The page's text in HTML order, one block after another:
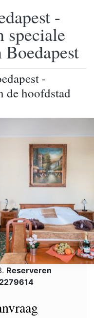
-
speciale
-
de hoofdstad
Reserveren